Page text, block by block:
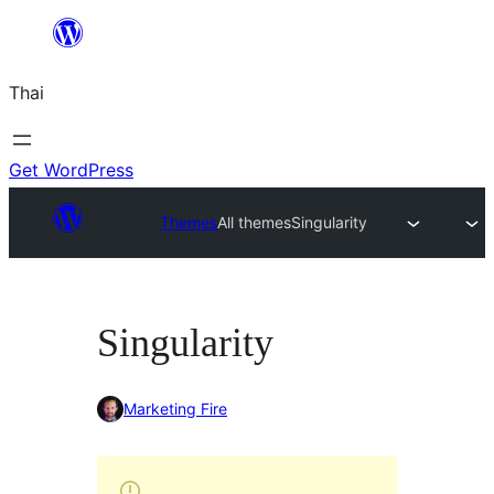
ยัง
เนื้อหา
Thai
Get WordPress
ThemesAll themesSingularity
Singularity
Marketing Fire